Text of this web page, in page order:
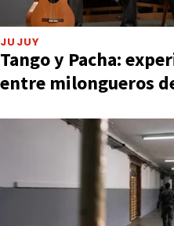
JUJUY
Tango y Pacha:
entre milongueros